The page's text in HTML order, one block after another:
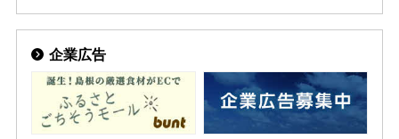
企業広告